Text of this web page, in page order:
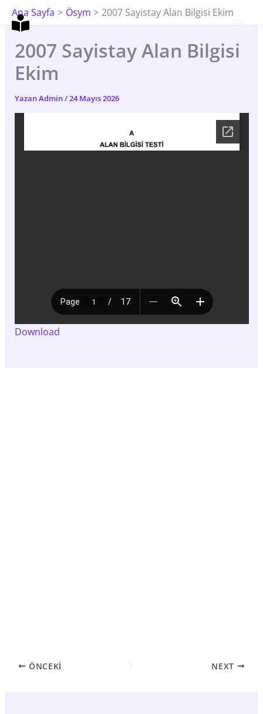
İçeriğe
Atla
Ana Sayfa Ösym 2007 Sayistay Alan Bilgisi Ekim
2007 Sayistay Alan Bilgisi
Ekim
YazanAdmin/24 Mayıs 2026
Download
ÖNCEKI NEXT